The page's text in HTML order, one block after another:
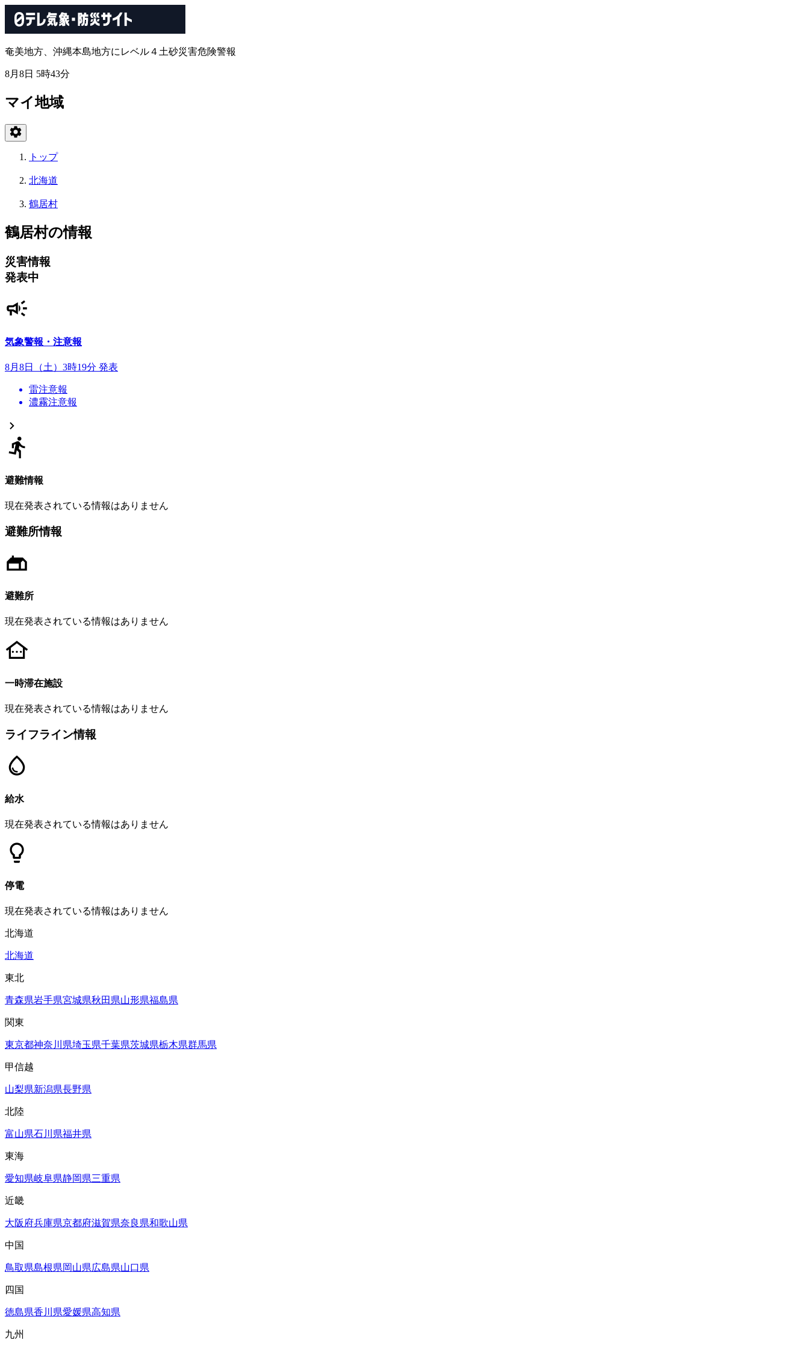
奄美地方、沖縄本島地方にレベル４土砂災害危険警報
8月8日 5時43分
マイ地域
トップ
北海道
鶴居村
鶴居村の情報
災害情報
発表中
気象警報・注意報
8月8日（土）3時19分 発表
雷注意報
濃霧注意報
避難情報
現在発表されている情報はありません
避難所情報
避難所
現在発表されている情報はありません
一時滞在施設
現在発表されている情報はありません
ライフライン情報
給水
現在発表されている情報はありません
停電
現在発表されている情報はありません
北海道
北海道
東北
青森県岩手県宮城県秋田県山形県福島県
関東
東京都神奈川県埼玉県千葉県茨城県栃木県群馬県
甲信越
山梨県新潟県長野県
北陸
富山県石川県福井県
東海
愛知県岐阜県静岡県三重県
近畿
大阪府兵庫県京都府滋賀県奈良県和歌山県
中国
鳥取県島根県岡山県広島県山口県
四国
徳島県香川県愛媛県高知県
九州